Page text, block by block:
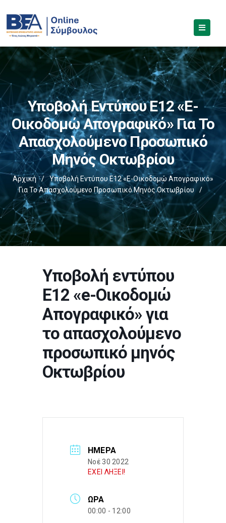
Υποβολή Εντύπου Ε12 «e-
Οικοδομώ Απογραφικό» Για Το
Απασχολούμενο Προσωπικό
Μηνός Οκτωβρίου
Αρχική /
Υποβολή Εντύπου Ε12 «e-Οικοδομώ Απογραφικό»
Για Το Απασχολούμενο Προσωπικό Μηνός Οκτωβρίου
/
Υποβολή εντύπου
Ε12 «e-Οικοδομώ
Απογραφικό» για
το απασχολούμενο
προσωπικό μηνός
Οκτωβρίου
ΗΜΈΡΑ
Νοέ 30 2022
ΕΧΕΙ ΛΗΞΕΙ!
ΏΡΑ
00:00 - 12:00